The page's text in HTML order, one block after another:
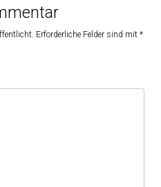
Erforderliche Felder sind mit *